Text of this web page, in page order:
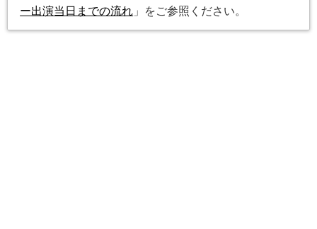
ー出演当日までの流れ 」をご参照ください。